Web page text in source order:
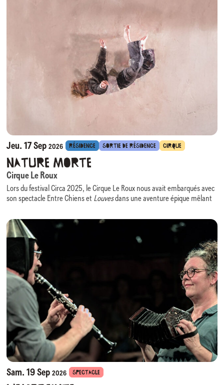
vous guiderons dans vos choix de spectacles et de parcours (prise de
rendez-vous possible).
Une soirée de rentrée placée sous le thème « Circa, contes et légendes »
N’hésitez donc pas à jouer vous aussi le jeu (vêtement, accessoires…)
pour nous accompagner dans cette soirée enchantée !
Jeu. 17 Sep2026 RÉSIDENCE SORTIE DE RÉSIDENCE CIRQUE
Nature Morte
Cirque Le Roux
Lors du festival Circa 2025, le Cirque Le Roux nous avait embarqués avec
son spectacle Entre Chiens et Louvesdans une aventure épique mêlant
évolutive des plus ingénieuses.
Nous avons le plaisir d’accueillir à nouveau cette équipe, cette fois en
résidence, pour la création de son prochain spectacle :
Au croisement du cirque, du théâtre physique et de la composition
Nature Morte
prend pour point de départ un monde en perte de
repères et interroge l’érosion de notre nature humaine, rendant visible
ce que les mots peinent à dire.
La scénographie, évocatrice d’une grandeur passée figée, devient un
personnage à part entière : elle enferme, impose, mais laisse apparaître
des interstices de liberté. Huit individus que tout sépare y forment une
communauté fragile mais réelle.
Nature Morte questionne les excès du monde tout en rappelant que
l’empathie, à l’heure de la productivité infinie, demeure notre ressource
la plus rare et la plus humaine.
Sam. 19 Sep2026 SPECTACLE